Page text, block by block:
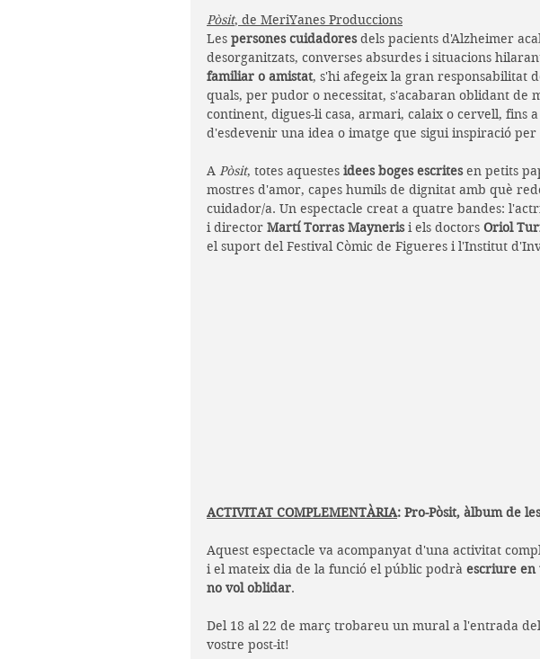
Pòsit, de MeriYanes Produccions
Les persones cuidadores dels pacients d'Alzheimer
desorganitzats, converses absurdes i situacions
familiar o amistat, s'hi afegeix la gran responsabilitat
quals, per pudor o necessitat, s'acabaran oblidant de
continent, digues-li casa, armari, calaix o cervell, fins
d'esdevenir una idea o imatge que sigui inspiració per
A Pòsit, totes aquestes idees boges escrites en petits
mostres d'amor, capes humils de dignitat amb què
cuidador/a. Un espectacle creat a quatre bandes:
i director Martí Torras Mayneris i els doctors Oriol
el suport del Festival Còmic de Figueres i l'Institut
ACTIVITAT COMPLEMENTÀRIA: Pro-Pòsit, àlbum de
Aquest espectacle va acompanyat d'una activitat
i el mateix dia de la funció el públic podrà escriure en
no vol oblidar.
Del 18 al 22 de març trobareu un mural a l'entrada
vostre post-it!